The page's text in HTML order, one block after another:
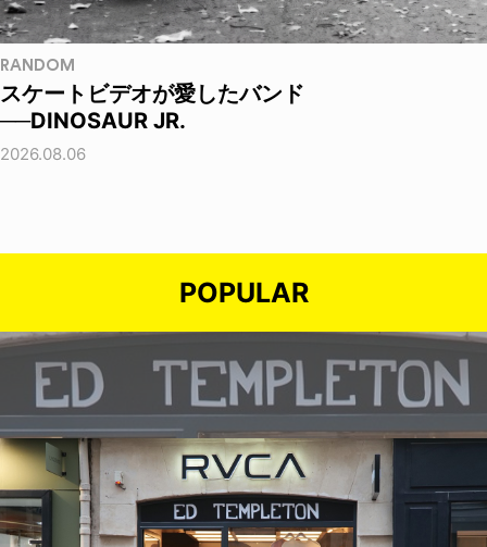
RANDOM
スケートビデオが愛したバンド
──DINOSAUR JR.
2026.08.06
POPULAR